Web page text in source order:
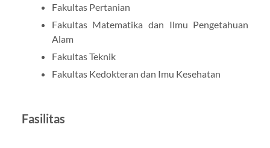
Fakultas Pertanian
Fakultas Matematika dan Ilmu Pengetahuan
Alam
Fakultas Teknik
Fakultas Kedokteran dan Imu Kesehatan
Fasilitas